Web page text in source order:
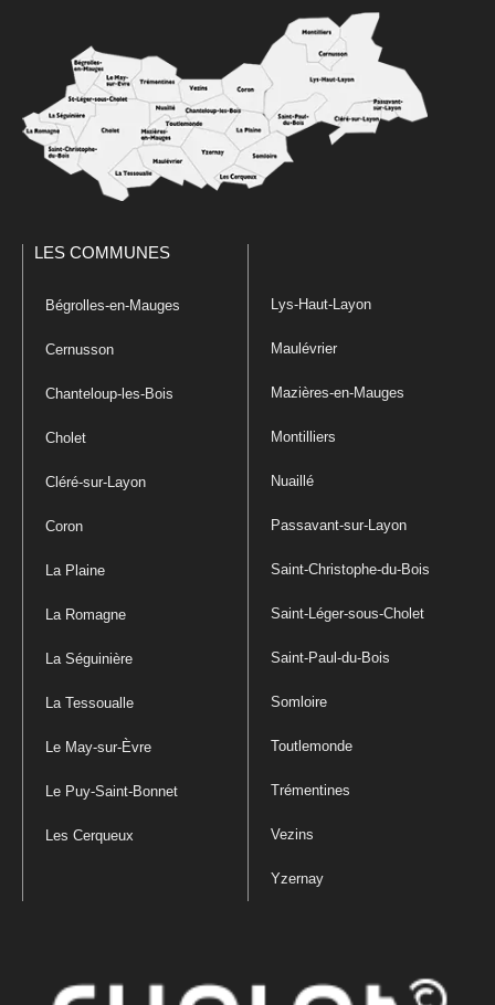
LES COMMUNES
Bégrolles-en-Mauges
Cernusson
Chanteloup-les-Bois
Cholet
Cléré-sur-Layon
Coron
La Plaine
La Romagne
La Séguinière
La Tessoualle
Le May-sur-Èvre
Le Puy-Saint-Bonnet
Les Cerqueux
Lys-Haut-Layon
Maulévrier
Mazières-en-Mauges
Montilliers
Nuaillé
Passavant-sur-Layon
Saint-Christophe-du-Bois
Saint-Léger-sous-Cholet
Saint-Paul-du-Bois
Somloire
Toutlemonde
Trémentines
Vezins
Yzernay